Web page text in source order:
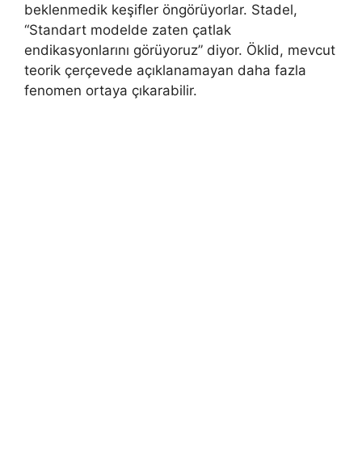
beklenmedik keşifler öngörüyorlar. Stadel,
“Standart modelde zaten çatlak
endikasyonlarını görüyoruz” diyor. Öklid, mevcut
teorik çerçevede açıklanamayan daha fazla
fenomen ortaya çıkarabilir.